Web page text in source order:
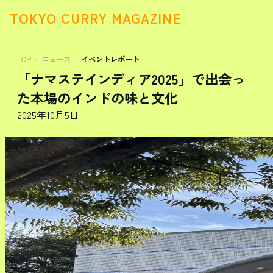
TOKYO CURRY MAGAZINE
TOP ニュース イベントレポート
「ナマステインディア2025」で出会っ
た本場のインドの味と文化
2025年10月5日